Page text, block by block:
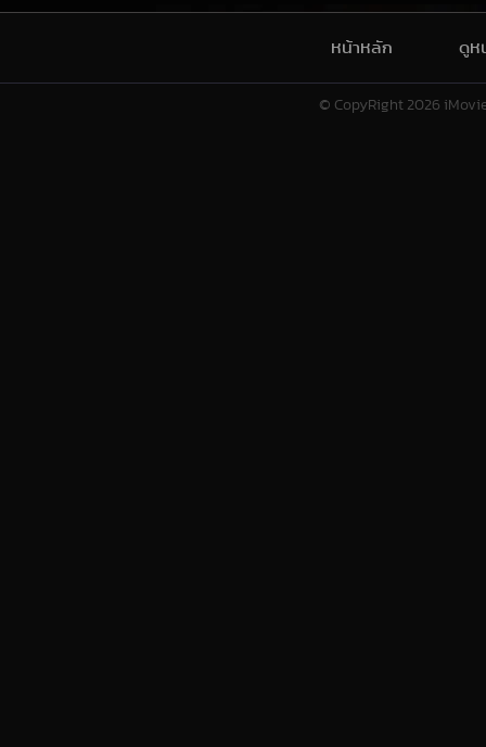
หน้าหลัก ดูห
© CopyRight 2026